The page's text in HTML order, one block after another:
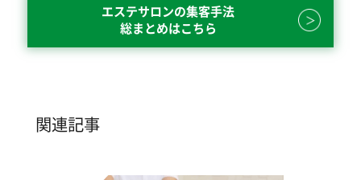
エステサロンの集客手法
総まとめはこちら
関連記事